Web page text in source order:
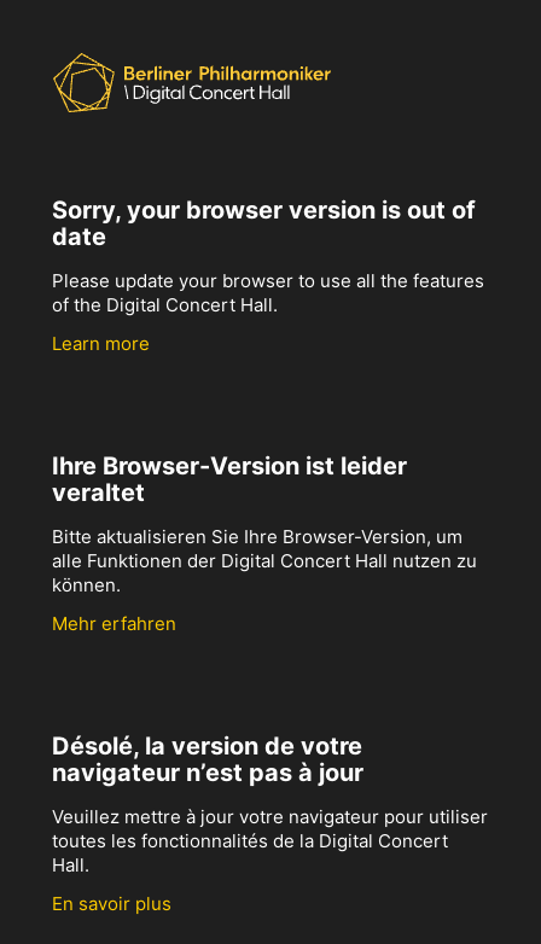
Sorry, your browser version is out of
date
Please update your browser to use all the features
of the Digital Concert Hall.
Learn more
Ihre Browser-Version ist leider
veraltet
Bitte aktualisieren Sie Ihre Browser-Version, um
alle Funktionen der Digital Concert Hall nutzen zu
können.
Mehr erfahren
Désolé, la version de votre
navigateur n’est pas à jour
Veuillez mettre à jour votre navigateur pour utiliser
toutes les fonctionnalités de la Digital Concert
Hall.
En savoir plus